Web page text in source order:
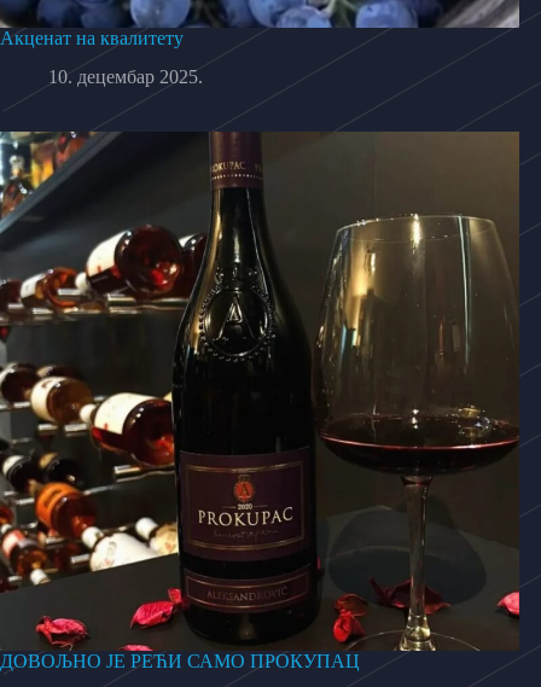
Акценат на квалитету
10. децембар 2025.
ДОВОЉНО ЈЕ РЕЋИ САМО ПРОКУПАЦ